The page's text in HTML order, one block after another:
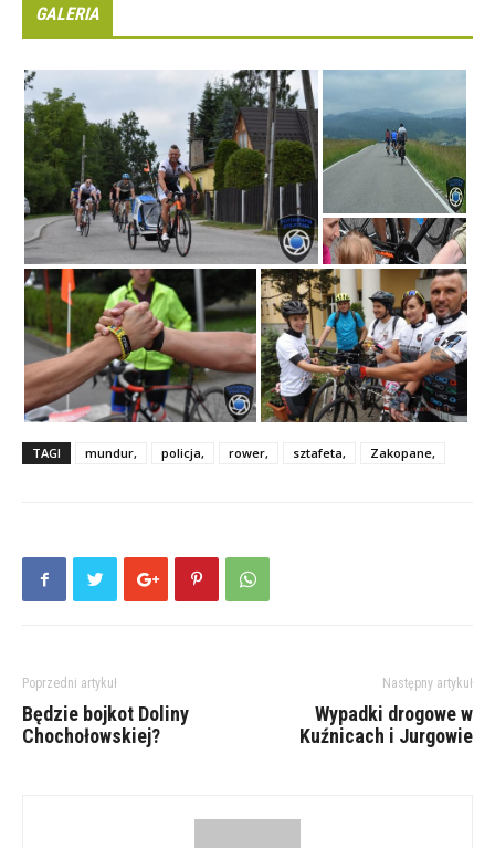
GALERIA
TAGI mundur, policja, rower, sztafeta, Zakopane,
Poprzedni artykuł
Będzie bojkot Doliny
Chochołowskiej?
Następny artykuł
Wypadki drogowe w
Kuźnicach i Jurgowie